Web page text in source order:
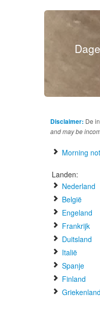
Disclaimer: De
and may be
Morning
Landen:
Nederland
België
Engeland
Frankrijk
Duitsland
Italië
Spanje
Finland
Griekenland